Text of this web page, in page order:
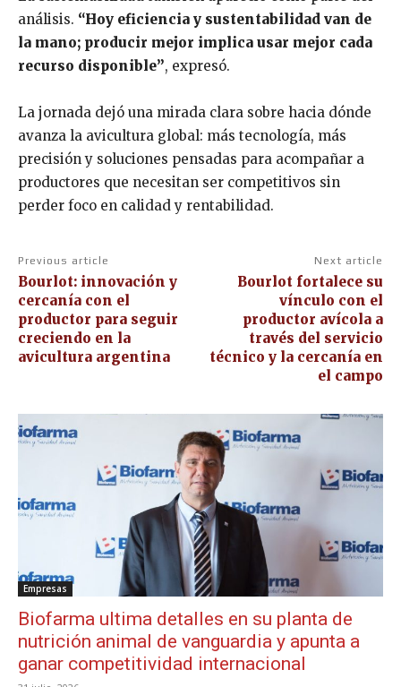
análisis. “Hoy eficiencia y sustentabilidad van de
la mano; producir mejor implica usar mejor cada
recurso disponible”, expresó.
La jornada dejó una mirada clara sobre hacia dónde
avanza la avicultura global: más tecnología, más
precisión y soluciones pensadas para acompañar a
productores que necesitan ser competitivos sin
perder foco en calidad y rentabilidad.
Previous article
Bourlot: innovación y
cercanía con el
productor para seguir
creciendo en la
avicultura argentina
Next article
Bourlot fortalece su
vínculo con el
productor avícola a
través del servicio
técnico y la cercanía en
el campo
Empresas
Biofarma ultima detalles en su planta de
nutrición animal de vanguardia y apunta a
ganar competitividad internacional